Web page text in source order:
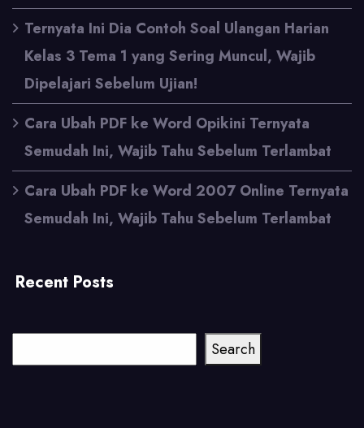
Ternyata Ini Dia Contoh Soal Ulangan Harian
Kelas 3 Tema 1 yang Sering Muncul, Wajib
Dipelajari Sebelum Ujian!
Cara Ubah PDF ke Word Opikini Ternyata
Semudah Ini, Wajib Tahu Sebelum Terlambat
Cara Ubah PDF ke Word 2007 Online Ternyata
Semudah Ini, Wajib Tahu Sebelum Terlambat
Recent Posts
Search